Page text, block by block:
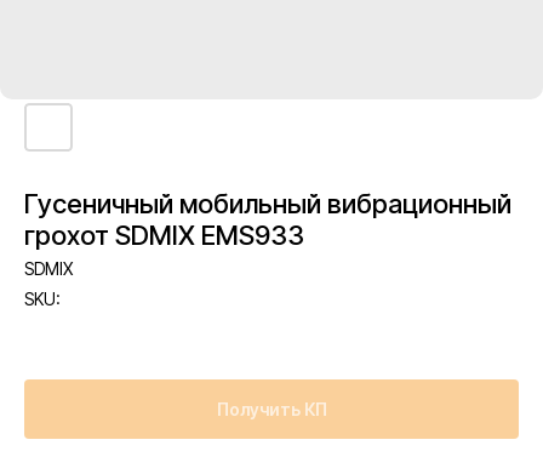
Гусеничный мобильный вибрационный
грохот SDMIX EMS933
SDMIX
SKU:
Получить КП